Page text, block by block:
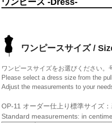
ワンピース -Dress-
ワンピースサイズ /
ワンピースサイズをお選びください。
Please select a dress size from the
Adjust the measurements to your
OP-11 オーダー仕上り標準サイズ
Standard measurements: in